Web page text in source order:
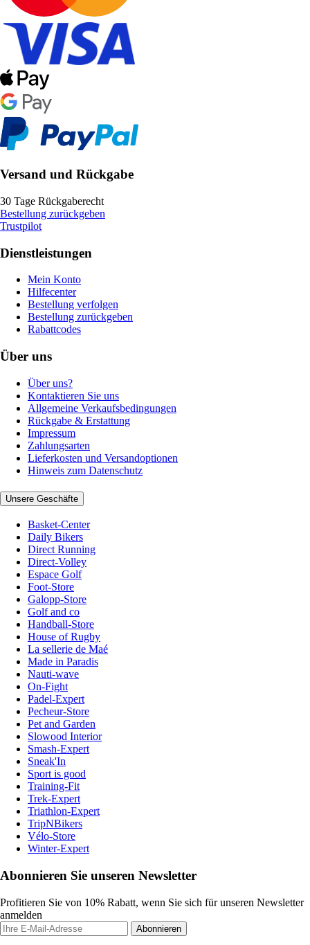
Versand und Rückgabe
30 Tage Rückgaberecht
Bestellung zurückgeben
Trustpilot
Dienstleistungen
Mein Konto
Hilfecenter
Bestellung verfolgen
Bestellung zurückgeben
Rabattcodes
Über uns
Über uns?
Kontaktieren Sie uns
Allgemeine Verkaufsbedingungen
Rückgabe & Erstattung
Impressum
Zahlungsarten
Lieferkosten und Versandoptionen
Hinweis zum Datenschutz
Unsere Geschäfte
Basket-Center
Daily Bikers
Direct Running
Direct-Volley
Espace Golf
Foot-Store
Galopp-Store
Golf and co
Handball-Store
House of Rugby
La sellerie de Maé
Made in Paradis
Nauti-wave
On-Fight
Padel-Expert
Pecheur-Store
Pet and Garden
Slowood Interior
Smash-Expert
Sneak'In
Sport is good
Training-Fit
Trek-Expert
Triathlon-Expert
TripNBikers
Vélo-Store
Winter-Expert
Abonnieren Sie unseren Newsletter
Profitieren Sie von 10% Rabatt, wenn Sie sich für unseren Newsletter
anmelden
Abonnieren